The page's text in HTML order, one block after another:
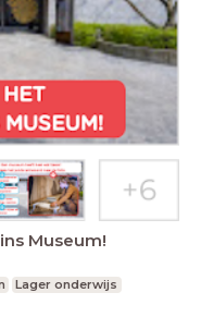
Museum!
Lager onderwijs